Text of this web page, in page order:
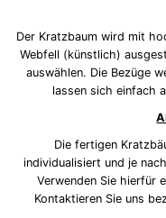
Der Kratzbaum wird mit
Webfell (künstlich)
auswählen. Die Bezüge
lassen sich einfach
Die fertigen
individualisiert und je
Verwenden Sie hierfür
Kontaktieren Sie uns